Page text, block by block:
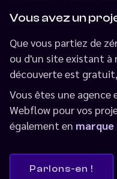
Vous avez un
Que vous partiez de
ou d'un site existant à
découverte est
Vous êtes une
Webflow pour vos
également en marque
Parlons-en !